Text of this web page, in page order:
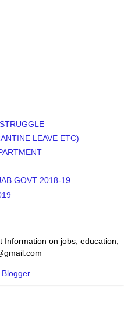
LEAVE ETC)
GOVT 2018-19
Information on jobs, education,
Blogger.